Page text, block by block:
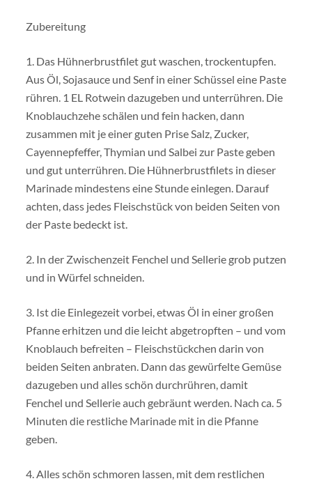
Zubereitung
1. Das Hühnerbrustfilet gut waschen, trockentupfen.
Aus Öl, Sojasauce und Senf in einer Schüssel eine Paste
rühren. 1 EL Rotwein dazugeben und unterrühren. Die
Knoblauchzehe schälen und fein hacken, dann
zusammen mit je einer guten Prise Salz, Zucker,
Cayennepfeffer, Thymian und Salbei zur Paste geben
und gut unterrühren. Die Hühnerbrustfilets in dieser
Marinade mindestens eine Stunde einlegen. Darauf
achten, dass jedes Fleischstück von beiden Seiten von
der Paste bedeckt ist.
2. In der Zwischenzeit Fenchel und Sellerie grob putzen
und in Würfel schneiden.
3. Ist die Einlegezeit vorbei, etwas Öl in einer großen
Pfanne erhitzen und die leicht abgetropften – und vom
Knoblauch befreiten – Fleischstückchen darin von
beiden Seiten anbraten. Dann das gewürfelte Gemüse
dazugeben und alles schön durchrühren, damit
Fenchel und Sellerie auch gebräunt werden. Nach ca. 5
Minuten die restliche Marinade mit in die Pfanne
geben.
4. Alles schön schmoren lassen, mit dem restlichen